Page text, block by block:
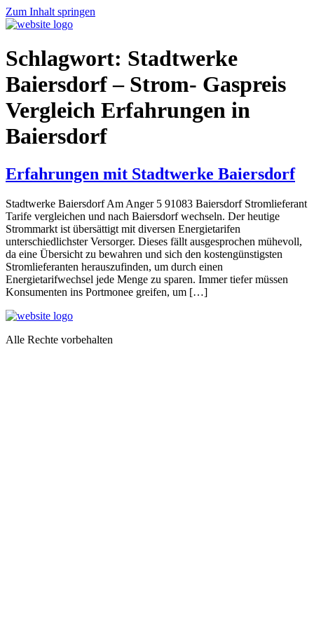
Zum Inhalt springen
Schlagwort: Stadtwerke
Baiersdorf – Strom- Gaspreis
Vergleich Erfahrungen in
Baiersdorf
Erfahrungen mit Stadtwerke Baiersdorf
Stadtwerke Baiersdorf Am Anger 5 91083 Baiersdorf Stromlieferant
Tarife vergleichen und nach Baiersdorf wechseln. Der heutige
Strommarkt ist übersättigt mit diversen Energietarifen
unterschiedlichster Versorger. Dieses fällt ausgesprochen mühevoll,
da eine Übersicht zu bewahren und sich den kostengünstigsten
Stromlieferanten herauszufinden, um durch einen
Energietarifwechsel jede Menge zu sparen. Immer tiefer müssen
Konsumenten ins Portmonee greifen, um […]
Alle Rechte vorbehalten